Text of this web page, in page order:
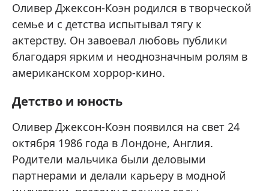
Оливер Джексон-Коэн родился в творческой
семье и с детства испытывал тягу к
актерству. Он завоевал любовь публики
благодаря ярким и неоднозначным ролям в
американском хоррор-кино.
Детство и юность
Оливер Джексон-Коэн появился на свет 24
октября 1986 года в Лондоне, Англия.
Родители мальчика были деловыми
партнерами и делали карьеру в модной